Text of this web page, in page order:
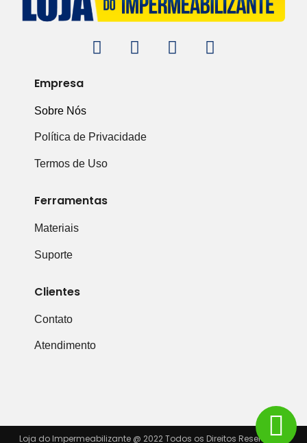
Empresa
Sobre Nós
Política de Privacidade
Termos de Uso
Ferramentas
Materiais
Suporte
Clientes
Contato
Atendimento
Loja do Impermeabilizante @ 2022 Todos os Direitos Reservados